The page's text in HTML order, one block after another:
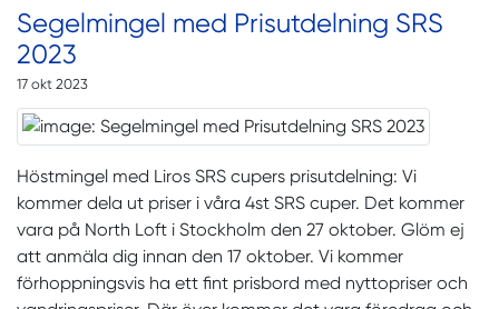
Segelmingel med Prisutdelning SRS
2023
17 okt 2023
Höstmingel med Liros SRS cupers prisutdelning: Vi
kommer dela ut priser i våra 4st SRS cuper. Det kommer
vara på North Loft i Stockholm den 27 oktober. Glöm ej
att anmäla dig innan den 17 oktober. Vi kommer
förhoppningsvis ha ett fint prisbord med nyttopriser och